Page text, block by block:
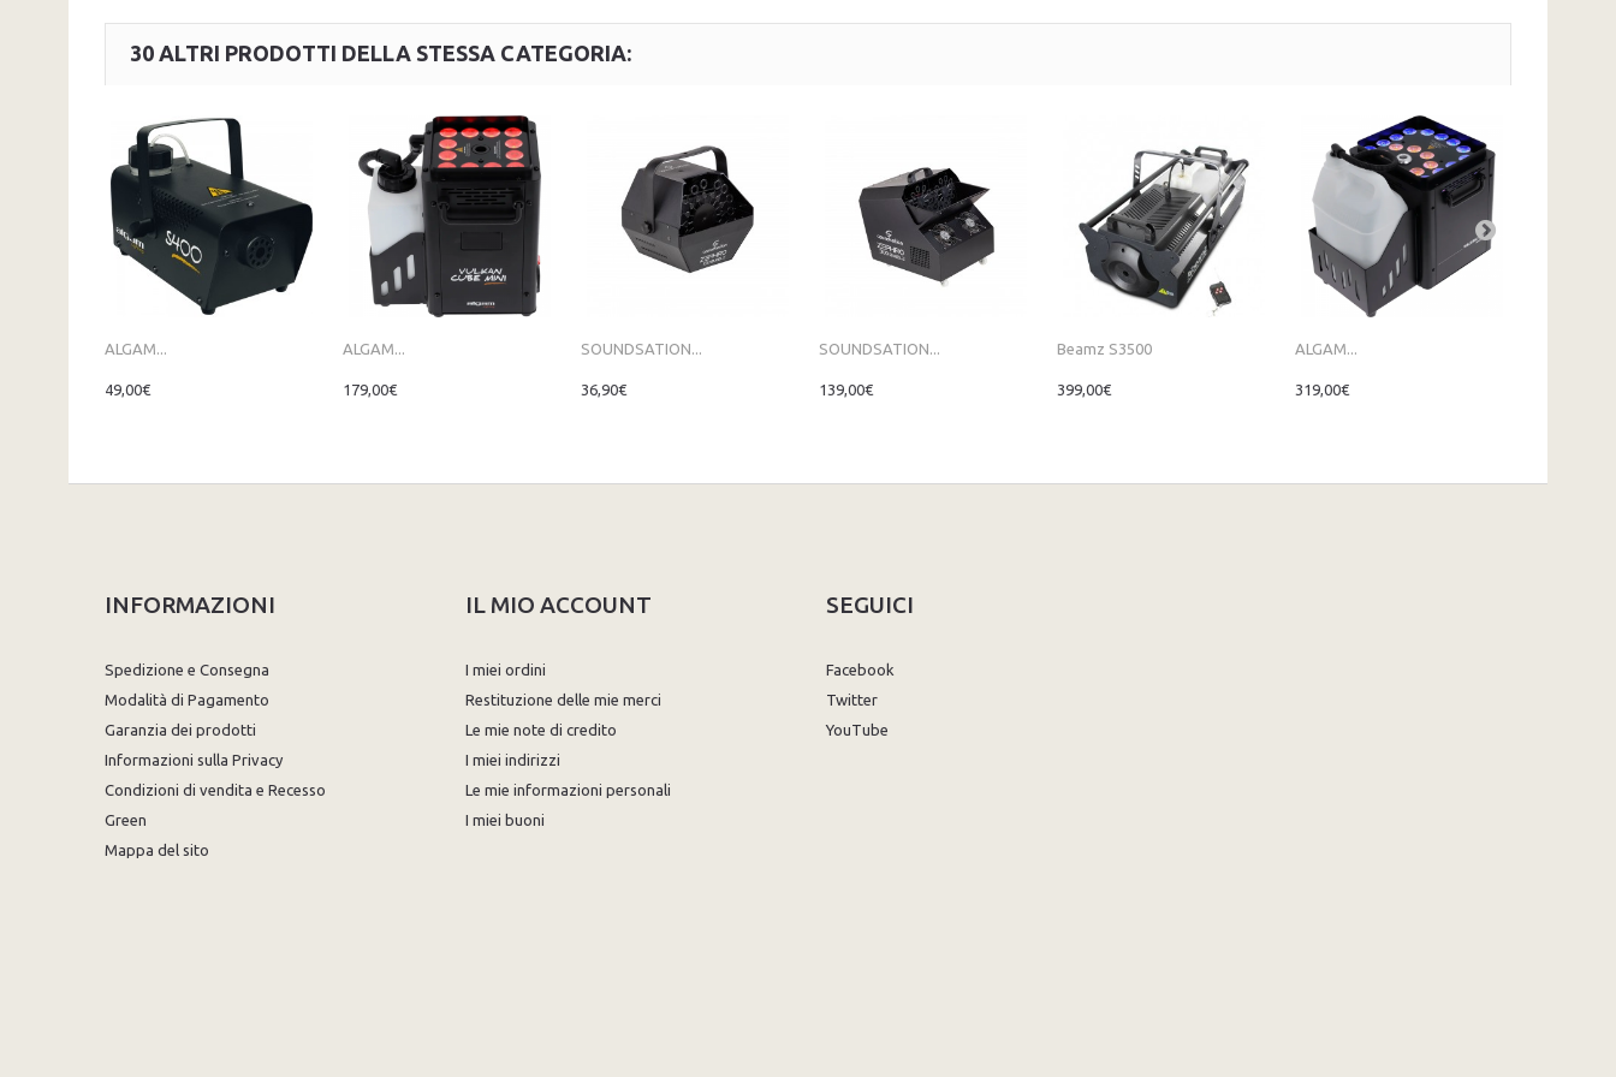
30 ALTRI PRODOTTI DELLA STESSA CATEGORIA:
ALGAM...
49,00€
ALGAM...
179,00€
SOUNDSATION...
36,90€
SOUNDSATION...
139,00€
Beamz S3500
399,00€
ALGAM...
319,00€
INFORMAZIONI
Spedizione e Consegna
Modalità di Pagamento
Garanzia dei prodotti
Informazioni sulla Privacy
Condizioni di vendita e Recesso
Green
Mappa del sito
IL MIO ACCOUNT
I miei ordini
Restituzione delle mie merci
Le mie note di credito
I miei indirizzi
Le mie informazioni personali
I miei buoni
SEGUICI
Facebook
Twitter
YouTube